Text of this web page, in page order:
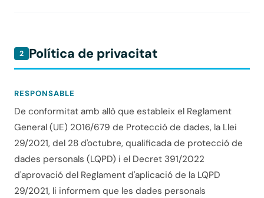
2 Política de privacitat
RESPONSABLE
De conformitat amb allò que estableix el Reglament
General (UE) 2016/679 de Protecció de dades, la Llei
29/2021, del 28 d'octubre, qualificada de protecció de
dades personals (LQPD) i el Decret 391/2022
d'aprovació del Reglament d'aplicació de la LQPD
29/2021, li informem que les dades personals